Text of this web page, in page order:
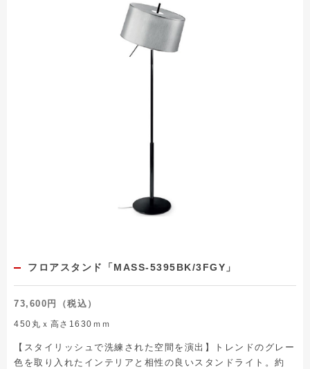
フロアスタンド「MASS-5395BK/3FGY」
73,600円（税込）
450丸ｘ高さ1630ｍｍ
【スタイリッシュで洗練された空間を演出】トレンドのグレー
色を取り入れたインテリアと相性の良いスタンドライト。約